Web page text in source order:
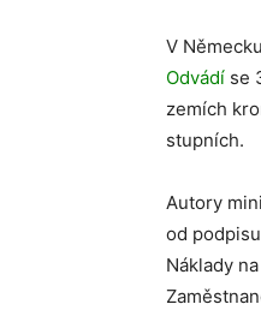
V
Odvádí se
zemích
stupních.
Autory
od
Náklady